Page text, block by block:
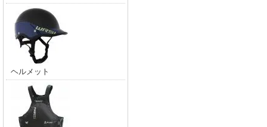
ヘルメット